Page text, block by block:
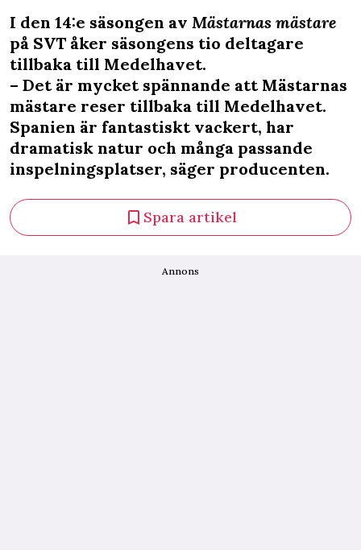
I den 14:e säsongen av Mästarnas mästare
på SVT åker säsongens tio deltagare
tillbaka till Medelhavet.
– Det är mycket spännande att Mästarnas
mästare reser tillbaka till Medelhavet.
Spanien är fantastiskt vackert, har
dramatisk natur och många passande
inspelningsplatser, säger producenten.
Spara artikel
Annons